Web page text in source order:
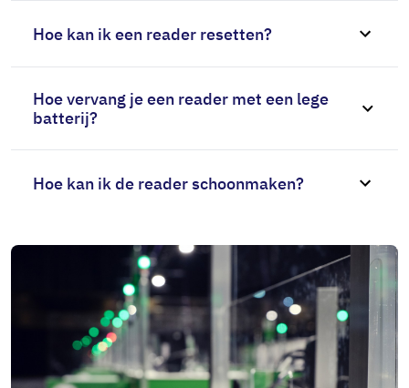
Hoe kan ik een reader resetten?
Hoe vervang je een reader met een lege
batterij?
Hoe kan ik de reader schoonmaken?